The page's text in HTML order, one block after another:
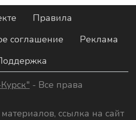
Правила
соглашение
Реклама
- Все права
ссылка на сайт